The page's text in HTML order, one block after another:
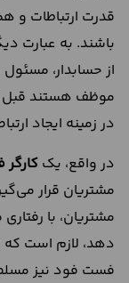
قدرت ارتباطات و
باشند. به عبارت
از حسابدار،
موظف هستند قبل
در زمینه ایجاد
در واقع، یک
مشتریان قرار
مشتریان، با رفتاری
دهد، لازم است که
فست فود نیز مسلط